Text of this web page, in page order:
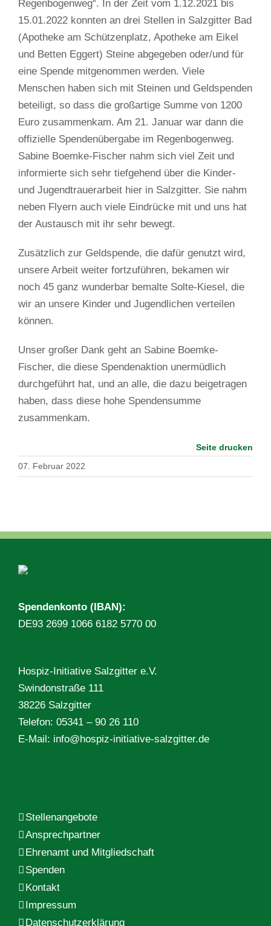
Regenbogenweg“. In der Zeit vom 1.12.2021 bis
15.01.2022 konnten an drei Stellen in Salzgitter Bad
(Apotheke am Schützenplatz, Apotheke am Eikel
und Betten Eggert) Steine abgegeben oder/und für
eine Spende mitgenommen werden. Viele
Menschen haben sich mit Steinen und Geldspenden
beteiligt, so dass die großartige Summe von 1200
Euro zusammenkam. Am 21. Januar war dann die
offizielle Spendenübergabe im Regenbogenweg.
Sabine Boemke-Fischer nahm sich viel Zeit und
informierte sich sehr tiefgehend über die Kinder-
und Jugendtrauerarbeit hier in Salzgitter. Sie nahm
neben Flyern auch viele Eindrücke mit und uns hat
der Austausch mit ihr sehr bewegt.
Zusätzlich zur Geldspende, die dafür genutzt wird,
unsere Arbeit weiter fortzuführen, bekamen wir
noch 45 ganz wunderbar bemalte Solte-Kiesel, die
wir an unsere Kinder und Jugendlichen verteilen
können.
Unser großer Dank geht an Sabine Boemke-
Fischer, die diese Spendenaktion unermüdlich
durchgeführt hat, und an alle, die dazu beigetragen
haben, dass diese hohe Spendensumme
zusammenkam.
Seite drucken
07. Februar 2022
Spendenkonto (IBAN):
DE93 2699 1066 6182 5770 00
Hospiz-Initiative Salzgitter e.V.
Swindonstraße 111
38226 Salzgitter
Telefon: 05341 – 90 26 110
E-Mail: info@hospiz-initiative-salzgitter.de
Stellenangebote
Ansprechpartner
Ehrenamt und Mitgliedschaft
Spenden
Kontakt
Impressum
Datenschutzerklärung